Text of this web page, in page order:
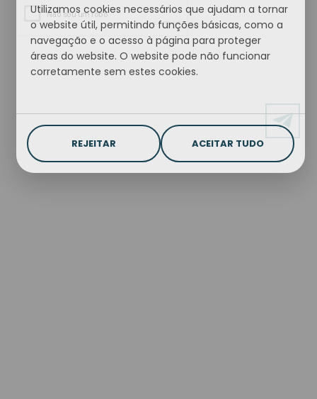
Utilizamos cookies necessários que ajudam a tornar
o website útil, permitindo funções básicas, como a
navegação e o acesso à página para proteger
áreas do website. O website pode não funcionar
corretamente sem estes cookies.
REJEITAR ACEITAR TUDO